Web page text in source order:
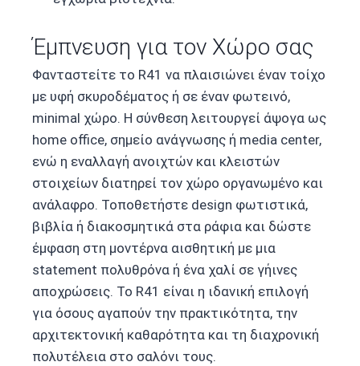
Έμπνευση για τον Χώρο σας
Φανταστείτε το R41 να πλαισιώνει έναν τοίχο
με υφή σκυροδέματος ή σε έναν φωτεινό,
minimal χώρο. Η σύνθεση λειτουργεί άψογα ως
home office, σημείο ανάγνωσης ή media center,
ενώ η εναλλαγή ανοιχτών και κλειστών
στοιχείων διατηρεί τον χώρο οργανωμένο και
ανάλαφρο. Τοποθετήστε design φωτιστικά,
βιβλία ή διακοσμητικά στα ράφια και δώστε
έμφαση στη μοντέρνα αισθητική με μια
statement πολυθρόνα ή ένα χαλί σε γήινες
αποχρώσεις. Το R41 είναι η ιδανική επιλογή
για όσους αγαπούν την πρακτικότητα, την
αρχιτεκτονική καθαρότητα και τη διαχρονική
πολυτέλεια στο σαλόνι τους.